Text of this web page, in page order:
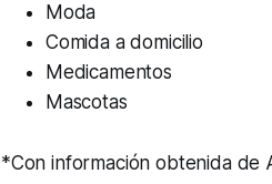
Moda
Comida a domicilio
Medicamentos
Mascotas
*Con información obtenida de